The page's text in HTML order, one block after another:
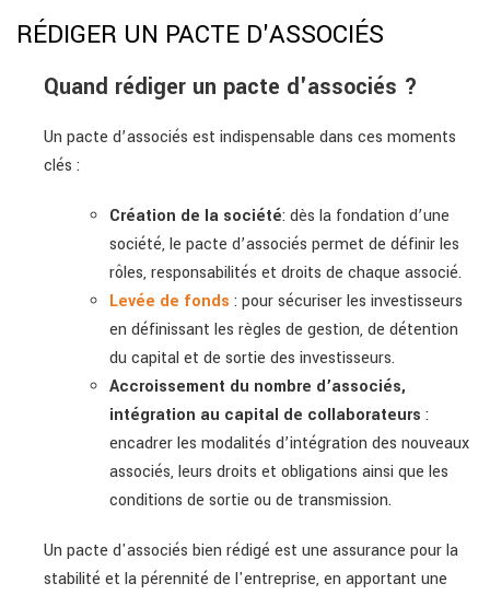
RÉDIGER UN PACTE D'ASSOCIÉS
Quand rédiger un pacte d'associés ?
Un pacte d’associés est indispensable dans ces moments
clés :
Création de la société: dès la fondation d’une
société, le pacte d’associés permet de définir les
rôles, responsabilités et droits de chaque associé.
Levée de fonds : pour sécuriser les investisseurs
en définissant les règles de gestion, de détention
du capital et de sortie des investisseurs.
Accroissement du nombre d’associés,
intégration au capital de collaborateurs :
encadrer les modalités d’intégration des nouveaux
associés, leurs droits et obligations ainsi que les
conditions de sortie ou de transmission.
Un pacte d'associés bien rédigé est une assurance pour la
stabilité et la pérennité de l'entreprise, en apportant une